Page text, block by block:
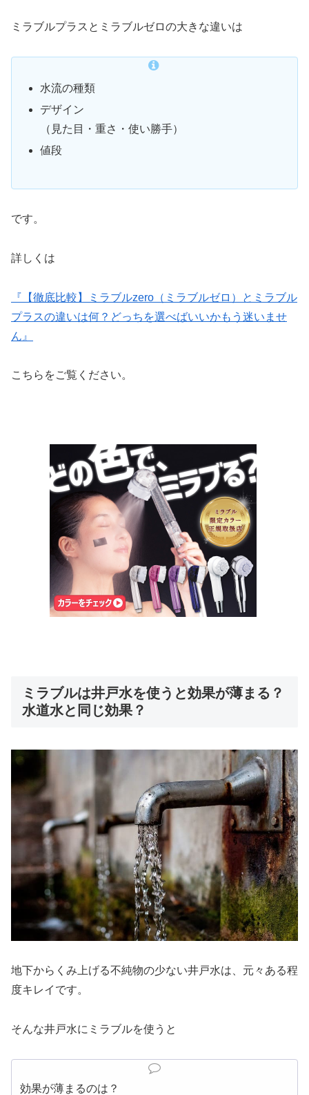
ミラブルプラスとミラブルゼロの大きな違いは
水流の種類
デザイン
（見た目・重さ・使い勝手）
値段
です。
詳しくは
『【徹底比較】ミラブルzero（ミラブルゼロ）とミラブル
プラスの違いは何？どっちを選べばいいかもう迷いませ
ん』
こちらをご覧ください。
ミラブルは井戸水を使うと効果が薄まる？
水道水と同じ効果？
地下からくみ上げる不純物の少ない井戸水は、元々ある程
度キレイです。
そんな井戸水にミラブルを使うと
効果が薄まるのは？